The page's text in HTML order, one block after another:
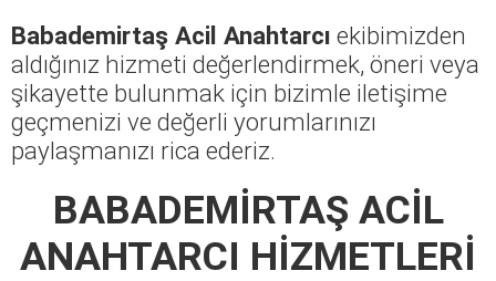
Babademirtaş Acil Anahtarcı ekibimizden
aldığınız hizmeti değerlendirmek, öneri veya
şikayette bulunmak için bizimle iletişime
geçmenizi ve değerli yorumlarınızı
paylaşmanızı rica ederiz.
BABADEMİRTAŞ ACİL
ANAHTARCI HİZMETLERİ